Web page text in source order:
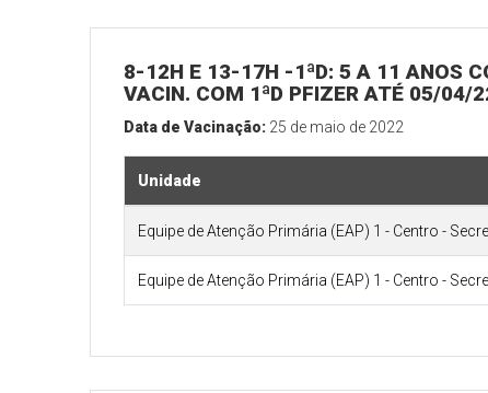
8-12H E 13-17H -1ªD: 5 A 11 ANOS
VACIN. COM 1ªD PFIZER ATÉ 05/04/
Data de Vacinação: 25 de maio de 2022
Unidade
Equipe de Atenção Primária (EAP) 1 - Centro -
Equipe de Atenção Primária (EAP) 1 - Centro -